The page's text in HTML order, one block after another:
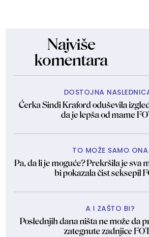
Najviše
komentara
DOSTOJNA
Ćerka Sindi Kraford oduševila
da je lepša od mame
TO MOŽE SAMO ONA
Pa, da li je moguće? Prekršila je sva
bi pokazala čist seksepil
A I ZAŠTO BI?
Poslednjih dana ništa ne može da
zategnute zadnjice